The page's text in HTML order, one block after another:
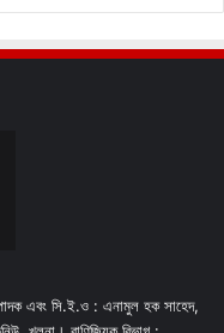
এবং সি.ই.ও : এনামুল হক সাহেদ,